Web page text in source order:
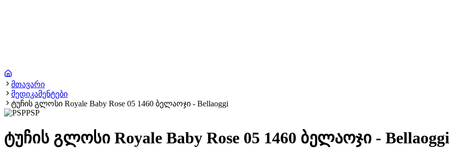
მთავარი
მედიკამენტები
ტუჩის გლოსი Royale Baby Rose 05 1460 ბელაოჯი - Bellaoggi
PSP
ტუჩის გლოსი Royale Baby Rose 05 1460 ბელაოჯი - Bellaoggi